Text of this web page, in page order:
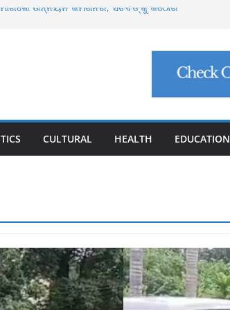
ମାଗିଲେ ଉନ୍ନୟନ କମିଶନର, ସଚିବଙ୍କୁ କଠୋର
ଠକେଇ, ମୁଖ୍ୟ ପ୍ରଶାସକଙ୍କ ଦସ୍ତଖତ ଜାଲ୍
ସୁପ୍ରିମକୋର୍ଟଙ୍କ ବଡ଼ ନିର୍ଦ୍ଦେଶ
୮ ଗ୍ରାମ ସୁନା-ଶାଢ଼ୀ, ଏଆଇ ପ୍ରଶିକ୍ଷଣ ପାଇଁ ୫
CULTURAL HEALTH EDUCATION